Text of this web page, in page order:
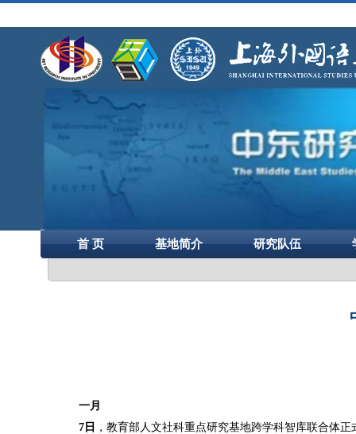
首 页 基地简介 研究队伍
一月
7 日 ，教育部人文社科重点研究基地跨学科智库联合体